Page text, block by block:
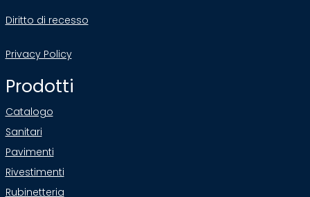
Diritto di recesso
Privacy Policy
Prodotti
Catalogo
Sanitari
Pavimenti
Rivestimenti
Rubinetteria